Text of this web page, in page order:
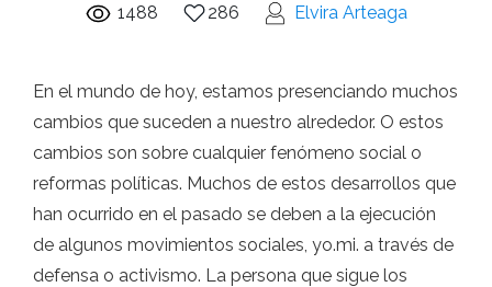
1488 286 Elvira Arteaga
En el mundo de hoy, estamos presenciando muchos
cambios que suceden a nuestro alrededor. O estos
cambios son sobre cualquier fenómeno social o
reformas políticas. Muchos de estos desarrollos que
han ocurrido en el pasado se deben a la ejecución
de algunos movimientos sociales, yo.mi. a través de
defensa o activismo. La persona que sigue los